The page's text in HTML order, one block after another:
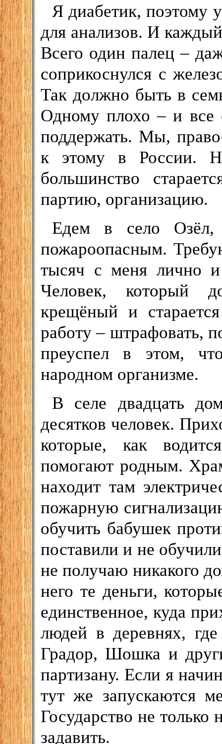
Я диабетик, поэтому
для анализов. И каждый
Всего один палец –
соприкоснулся с
Так должно быть в
Одному плохо – и все
поддержать. Мы,
к этому в России.
большинство
партию, организацию.
Едем в село
пожароопасным.
тысяч с меня лично и
Человек, который
крещёный и
работу – штрафовать,
преуспел в этом,
народном организме.
В селе двадцать
десятков человек.
которые, как
помогают родным.
находит там
пожарную
обучить бабушек
поставили и не
не получаю никакого
него те деньги,
единственное, куда
людей в деревнях,
Градор, Шошка и
партизану. Если я
тут же запускаются
Государство не только
задавить.